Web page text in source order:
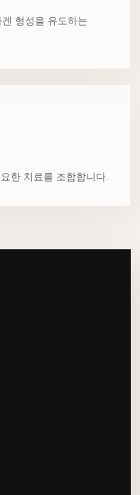
형성을 유도하는
한 치료를 조합합니다.